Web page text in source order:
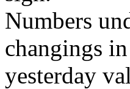
Numbers
changings
yesterday